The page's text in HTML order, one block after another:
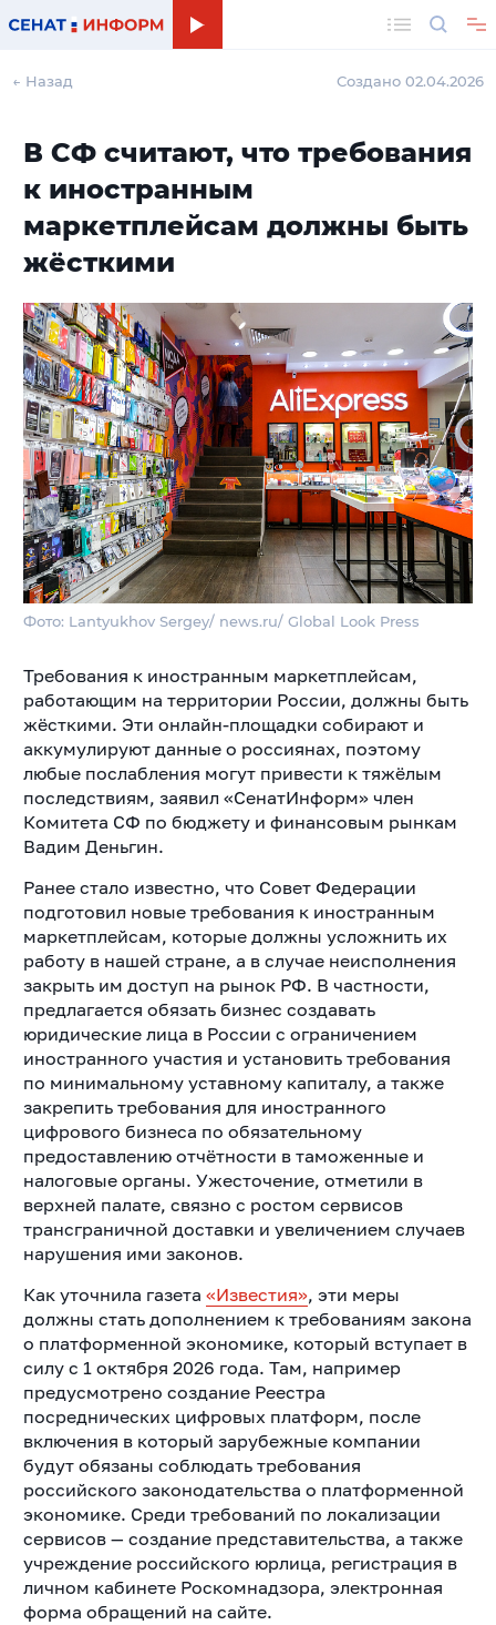
← Назад Создано 02.04.2026
В СФ считают, что требования
к иностранным
маркетплейсам должны быть
жёсткими
Фото: Lantyukhov Sergey/ news.ru/ Global Look Press
Требования к иностранным маркетплейсам,
работающим на территории России, должны быть
жёсткими. Эти онлайн-площадки собирают и
аккумулируют данные о россиянах, поэтому
любые послабления могут привести к тяжёлым
последствиям, заявил «СенатИнформ» член
Комитета СФ по бюджету и финансовым рынкам
Вадим Деньгин.
Ранее стало известно, что Совет Федерации
подготовил новые требования к иностранным
маркетплейсам, которые должны усложнить их
работу в нашей стране, а в случае неисполнения
закрыть им доступ на рынок РФ. В частности,
предлагается обязать бизнес создавать
юридические лица в России с ограничением
иностранного участия и установить требования
по минимальному уставному капиталу, а также
закрепить требования для иностранного
цифрового бизнеса по обязательному
предоставлению отчётности в таможенные и
налоговые органы. Ужесточение, отметили в
верхней палате, связно с ростом сервисов
трансграничной доставки и увеличением случаев
нарушения ими законов.
Как уточнила газета «Известия», эти меры
должны стать дополнением к требованиям закона
о платформенной экономике, который вступает в
силу с 1 октября 2026 года. Там, например
предусмотрено создание Реестра
посреднических цифровых платформ, после
включения в который зарубежные компании
будут обязаны соблюдать требования
российского законодательства о платформенной
экономике. Среди требований по локализации
сервисов — создание представительства, а также
учреждение российского юрлица, регистрация в
личном кабинете Роскомнадзора, электронная
форма обращений на сайте.